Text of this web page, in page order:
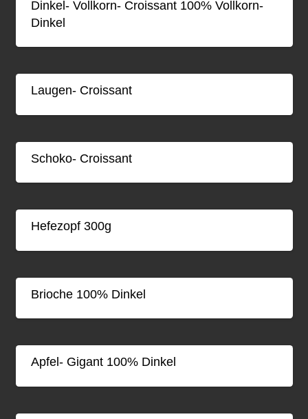
Dinkel- Vollkorn- Croissant 100% Vollkorn-
Dinkel
Laugen- Croissant
Schoko- Croissant
Hefezopf 300g
Brioche 100% Dinkel
Apfel- Gigant 100% Dinkel